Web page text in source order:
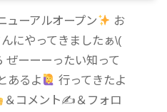
ューアルオープン
お
にやってきましたぁ\(
ぜーーーったい知って
あるよ
行ってきたよ
＆コメント✍ ＆フォロ